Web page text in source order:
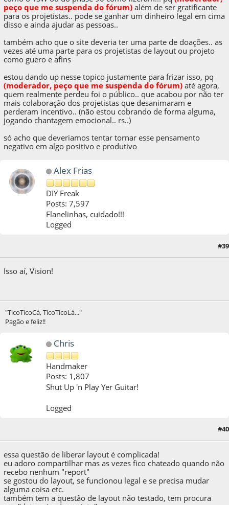
peço que me suspenda do fórum) além de ser gratificante
para os projetistas.. pode se ganhar um dinheiro legal em cima
disso e ainda ajudar as pessoas..
também acho que o site deveria ter uma parte de doações.. as
vezes até uma parte para os projetistas de layout ou projeto
como guero e afins
estou dando up nesse topico justamente para frizar isso, pq
(moderador, peço que me suspenda do fórum) até agora,
quem realmente perdeu foi o público.. que acabou por não ter
mais colaboração dos projetistas que desanimaram e
perderam incentivo.. (não estou cobrando de forma alguma,
jogando chantagem emocional.. rs..)
só acho que deveriamos tentar tornar esse pensamento
negativo em algo positivo e produtivo
Alex Frias
DIY Freak
Posts: 7,597
Flanelinhas, cuidado!!!
Logged
#39
Isso aí, Vision!
"TicoTicoCá, TicoTicoLá..."
Pagão e feliz!!
Chris
Handmaker
Posts: 1,807
Shut Up 'n Play Yer Guitar!
Logged
#40
essa questão de liberar layout é complicada!
eu adoro compartilhar mas as vezes fico chateado quando não
recebo nenhum "report"
se gostou do layout, se funcionou legal e se precisa mudar
alguma coisa etc.
também tem a questão de layout não testado, tem procura